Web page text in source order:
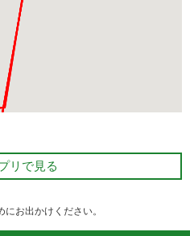
リで見る
お出かけください。